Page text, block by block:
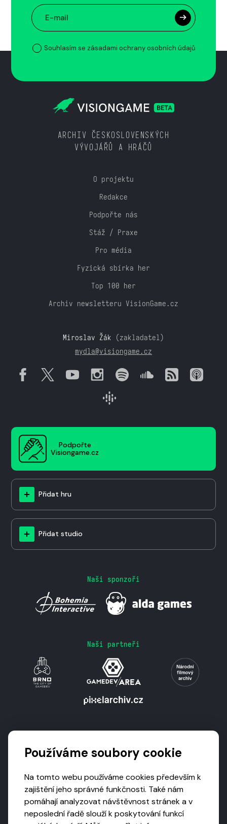
Souhlasím se zásadami ochrany osobních údajů
ARCHIV ČESKOSLOVENSKÝCH
VÝVOJÁŘŮ A HRÁČŮ
O projektu
Redakce
Podpořte nás
Stáž / Praxe
Pro média
Fyzická sbírka her
Top 100 her
Archiv newsletteru VisionGame.cz
Miroslav Žák (zakladatel)
mydla@visiongame.cz
Podpořte
Visiongame.cz
Přidat hru
Přidat studio
Naši sponzoři
Naši partneři
Používáme soubory cookie
Na tomto webu používáme cookies především k
zajištění jeho správné funkčnosti. Také nám
pomáhají analyzovat návštěvnost stránek a v
neposlední řadě slouží k poskytování funkcí